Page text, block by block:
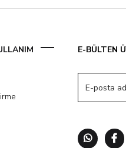
E-BÜLTEN